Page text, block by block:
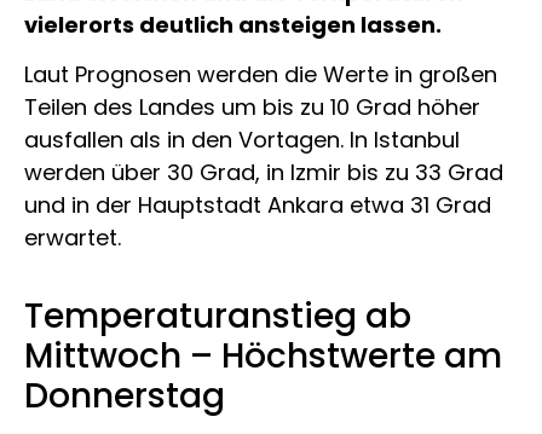
vielerorts deutlich ansteigen lassen.
Laut Prognosen werden die Werte in großen
Teilen des Landes um bis zu 10 Grad höher
ausfallen als in den Vortagen. In Istanbul
werden über 30 Grad, in Izmir bis zu 33 Grad
und in der Hauptstadt Ankara etwa 31 Grad
erwartet.
Temperaturanstieg ab
Mittwoch – Höchstwerte am
Donnerstag